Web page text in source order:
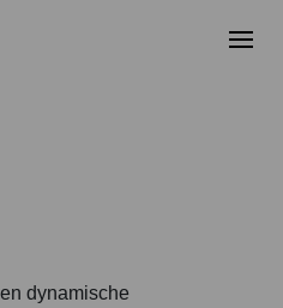
dynamische